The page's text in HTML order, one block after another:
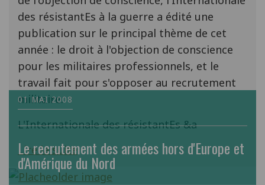
des résistantEs à la guerre a édité une
publication sur le principal thème de cet
année : le droit à l'objection de conscience
pour les militaires professionnels, et le
travail fait pour s'opposer au recrutement
militaire.
L'Internationale des résistantEs &a
Lire la suite
01 MAI 2008
Le recrutement des armées hors d'Europe et
d'Amérique du Nord